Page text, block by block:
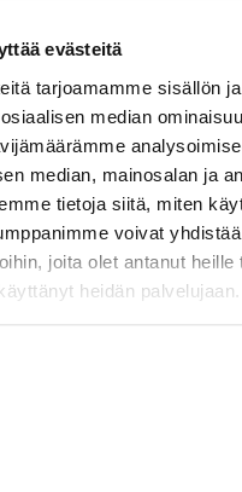
evästeitä
tarjoamamme sisällön
median
median, mainosalan ja
tietoja siitä, miten
voivat
joita olet antanut heille
heidän palvelujaan.
on laadittu oma
löytyy vastaava
maakunnista. Lisäksi
on esimerkkeinä
seutukunnasta,
suhteellisesti suuri
verkkosivuilla